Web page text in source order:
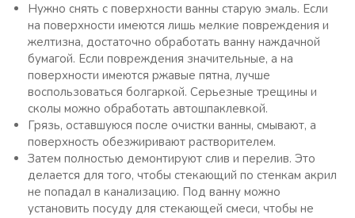
Нужно снять с поверхности ванны старую эмаль. Если
на поверхности имеются лишь мелкие повреждения и
желтизна, достаточно обработать ванну наждачной
бумагой. Если повреждения значительные, а на
поверхности имеются ржавые пятна, лучше
воспользоваться болгаркой. Серьезные трещины и
сколы можно обработать автошпаклевкой.
Грязь, оставшуюся после очистки ванны, смывают, а
поверхность обезжиривают растворителем.
Затем полностью демонтируют слив и перелив. Это
делается для того, чтобы стекающий по стенкам акрил
не попадал в канализацию. Под ванну можно
установить посуду для стекающей смеси, чтобы не